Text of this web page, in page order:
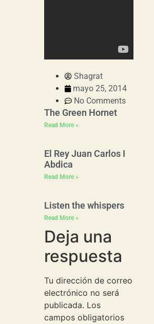
Shagrat
mayo 25, 2014
No Comments
The Green Hornet
Read More »
El Rey Juan Carlos I
Abdica
Read More »
Listen the whispers
Read More »
Deja una
respuesta
Tu dirección de correo
electrónico no será
publicada. Los
campos obligatorios